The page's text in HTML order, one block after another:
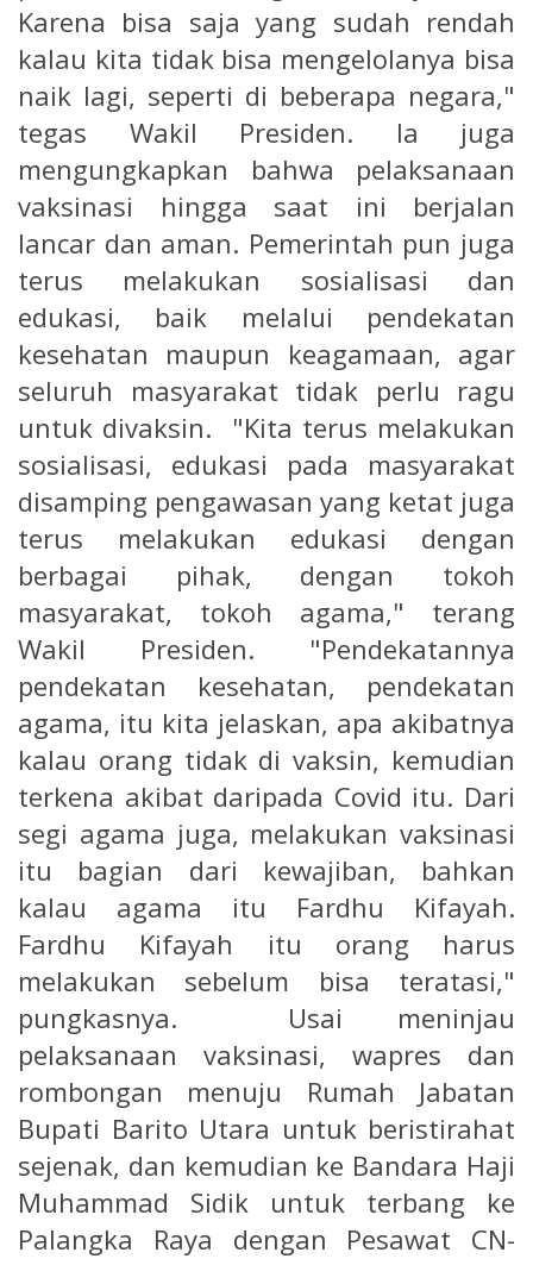
Karena bisa saja yang sudah rendah
kalau kita tidak bisa mengelolanya bisa
naik lagi, seperti di beberapa negara,"
tegas Wakil Presiden. Ia juga
mengungkapkan bahwa pelaksanaan
vaksinasi hingga saat ini berjalan
lancar dan aman. Pemerintah pun juga
terus melakukan sosialisasi dan
edukasi, baik melalui pendekatan
kesehatan maupun keagamaan, agar
seluruh masyarakat tidak perlu ragu
untuk divaksin. "Kita terus melakukan
sosialisasi, edukasi pada masyarakat
disamping pengawasan yang ketat juga
terus melakukan edukasi dengan
berbagai pihak, dengan tokoh
masyarakat, tokoh agama," terang
Wakil Presiden. "Pendekatannya
pendekatan kesehatan, pendekatan
agama, itu kita jelaskan, apa akibatnya
kalau orang tidak di vaksin, kemudian
terkena akibat daripada Covid itu. Dari
segi agama juga, melakukan vaksinasi
itu bagian dari kewajiban, bahkan
kalau agama itu Fardhu Kifayah.
Fardhu Kifayah itu orang harus
melakukan sebelum bisa teratasi,"
pungkasnya. Usai meninjau
pelaksanaan vaksinasi, wapres dan
rombongan menuju Rumah Jabatan
Bupati Barito Utara untuk beristirahat
sejenak, dan kemudian ke Bandara Haji
Muhammad Sidik untuk terbang ke
Palangka Raya dengan Pesawat CN-